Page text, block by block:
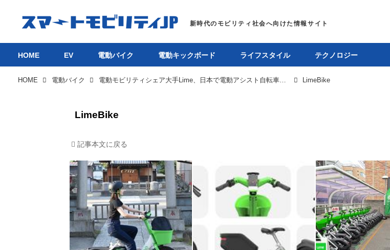
HOME
HOME EV 電動バイク 電動キックボード ライフスタイル テクノロジー
HOME 電動バイク 電動モビリティシェア大手Lime、日本で電動アシスト自転車「LimeBike」を展開開始。電動キックボードは廃止を完了 LimeBike
LimeBike
記事本文に戻る